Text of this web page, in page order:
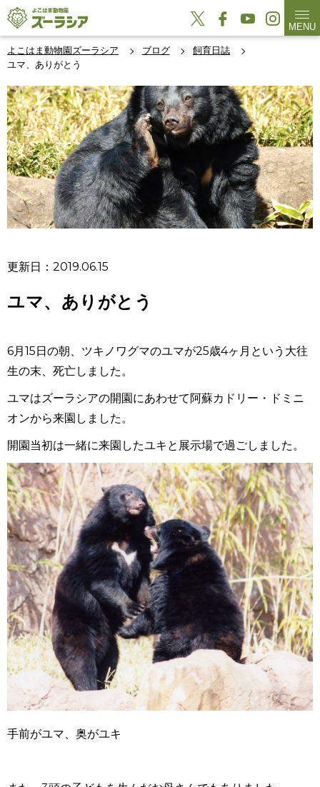
MENU
よこはま動物園ズーラシア ブログ
飼育日誌
ユマ、ありがとう
更新日：2019.06.15
ユマ、ありがとう
6月15日の朝、ツキノワグマのユマが25歳4ヶ月という大往
生の末、死亡しました。
ユマはズーラシアの開園にあわせて阿蘇カドリー・ドミニ
オンから来園しました。
開園当初は一緒に来園したユキと展示場で過ごしました。
手前がユマ、奥がユキ